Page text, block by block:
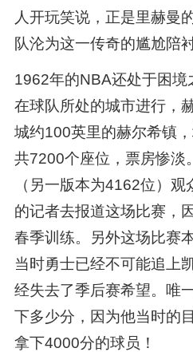
人开玩笑说，正是里赫曼
队沦为这一传奇的尴尬陪衬
1962年的NBA还处于困境
在球队所处的城市进行，
城约100英里的赫尔希镇
共7200个座位，票房惨淡
（另一版本为4162位）
的记者去报道这场比赛，
春季训练。另外这场比赛
当时勇士已经不可能追上
经失去了季后赛希望。唯
下多少分，因为他当时的
拿下4000分的球员！